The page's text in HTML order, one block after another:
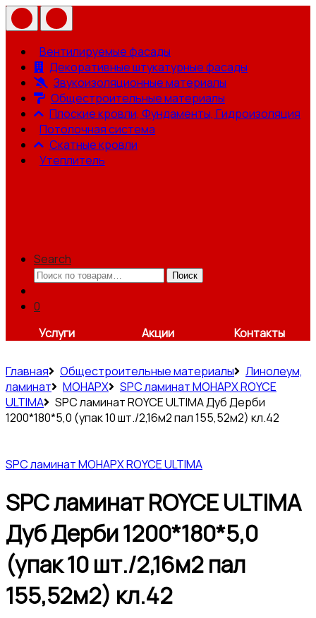
Вентилируемые фасады
Декоративные штукатурные фасады
Звукоизоляционные материалы
Общестроительные материалы
Плоские кровли, Фундаменты, Гидроизоляция
Потолочная система
Скатные кровли
Утеплитель
Search
Искать:
Поиск
0
Услуги
Акции Контакты
Главная Общестроительные материалы
Линолеум,
ламинат
МОНАРХ
SPC ламинат МОНАРХ ROYCE
ULTIMA
SPC ламинат ROYCE ULTIMA Дуб Дерби
1200*180*5,0 (упак 10 шт./2,16м2 пал 155,52м2) кл.42
SPC ламинат МОНАРХ ROYCE ULTIMA
SPC ламинат ROYCE ULTIMA
Дуб Дерби 1200*180*5,0
(упак 10 шт./2,16м2 пал
155,52м2) кл.42